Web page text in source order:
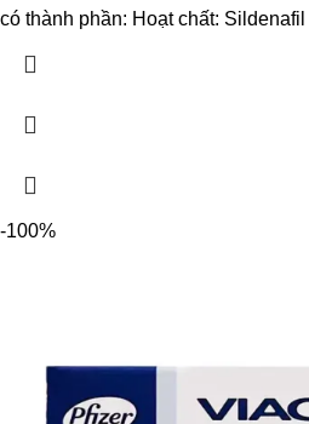
có thành phần: Hoạt chất:
-100%